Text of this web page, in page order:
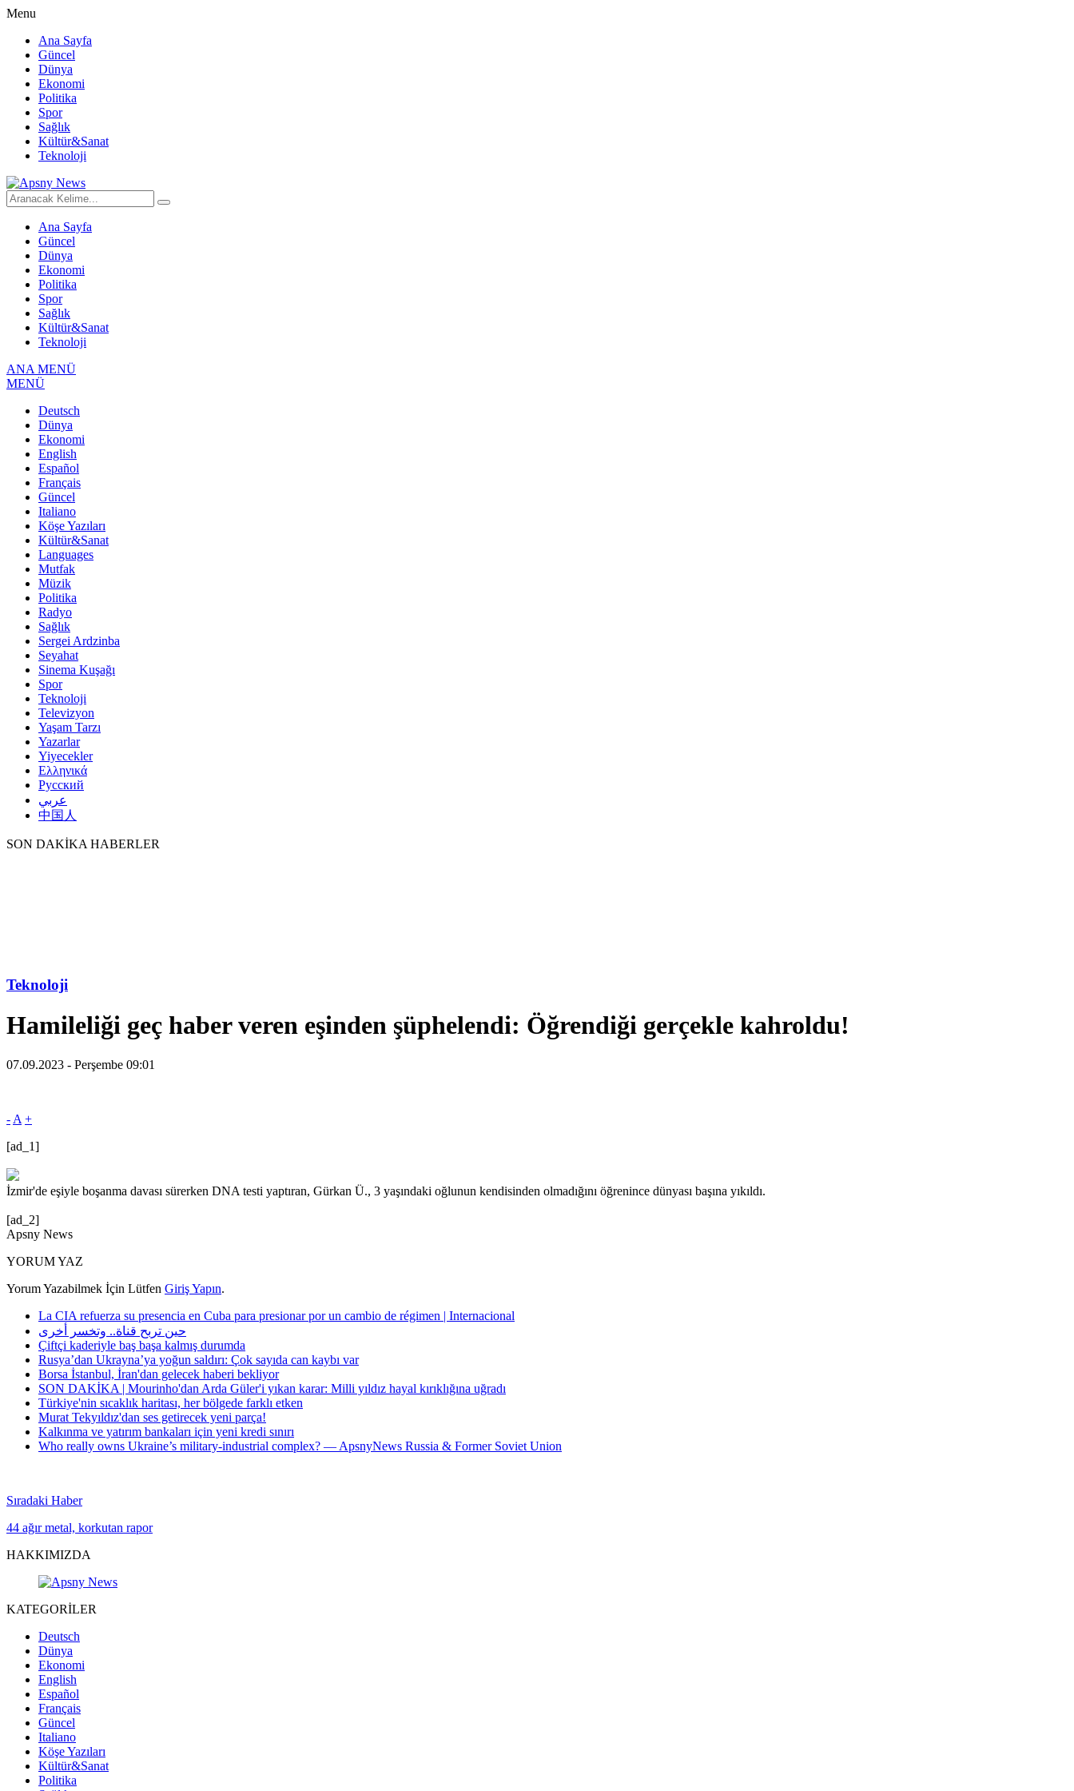
Menu
Ana Sayfa
Güncel
Dünya
Ekonomi
Politika
Spor
Sağlık
Kültür&Sanat
Teknoloji
Ana Sayfa
Güncel
Dünya
Ekonomi
Politika
Spor
Sağlık
Kültür&Sanat
Teknoloji
ANA MENÜ
MENÜ
Deutsch
Dünya
Ekonomi
English
Español
Français
Güncel
Italiano
Köşe Yazıları
Kültür&Sanat
Languages
Mutfak
Müzik
Politika
Radyo
Sağlık
Sergei Ardzinba
Seyahat
Sinema Kuşağı
Spor
Teknoloji
Televizyon
Yaşam Tarzı
Yazarlar
Yiyecekler
Ελληνικά
Русский
عربي
中国人
SON DAKİKA HABERLER
Teknoloji
Hamileliği geç haber veren eşinden şüphelendi: Öğrendiği gerçekle kahroldu!
07.09.2023 - Perşembe 09:01
- A +
[ad_1]
İzmir'de eşiyle boşanma davası sürerken DNA testi yaptıran, Gürkan Ü., 3 yaşındaki oğlunun kendisinden olmadığını öğrenince dünyası başına yıkıldı.
[ad_2]
Apsny News
YORUM YAZ
Yorum Yazabilmek İçin Lütfen Giriş Yapın.
La CIA refuerza su presencia en Cuba para presionar por un cambio de régimen | Internacional
حين تربح قناة.. وتخسر أخرى
Çiftçi kaderiyle baş başa kalmış durumda
Rusya’dan Ukrayna’ya yoğun saldırı: Çok sayıda can kaybı var
Borsa İstanbul, İran'dan gelecek haberi bekliyor
SON DAKİKA | Mourinho'dan Arda Güler'i yıkan karar: Milli yıldız hayal kırıklığına uğradı
Türkiye'nin sıcaklık haritası, her bölgede farklı etken
Murat Tekyıldız'dan ses getirecek yeni parça!
Kalkınma ve yatırım bankaları için yeni kredi sınırı
Who really owns Ukraine’s military-industrial complex? — ApsnyNews Russia & Former Soviet Union
Sıradaki Haber
44 ağır metal, korkutan rapor
HAKKIMIZDA
KATEGORİLER
Deutsch
Dünya
Ekonomi
English
Español
Français
Güncel
Italiano
Köşe Yazıları
Kültür&Sanat
Politika